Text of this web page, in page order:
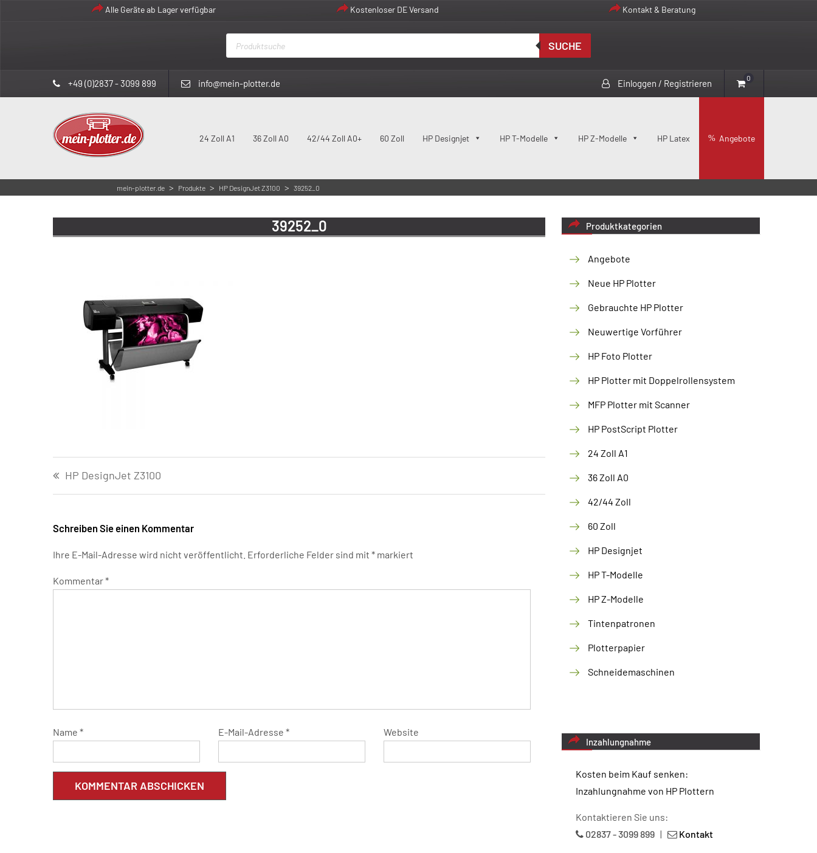
Alle Geräte ab Lager verfügbar Kostenloser DE Versand Kontakt & Beratung
Products
search
SUCHE
+49 (0)2837 - 3099 899 info@mein-plotter.de Einloggen / Registrieren 0
24 Zoll A1 36 Zoll A0 42/44 Zoll A0+ 60 Zoll HP Designjet HP T-Modelle HP Z-Modelle HP Latex Angebote
mein-plotter.de > Produkte > HP DesignJet Z3100 > 39252_0
39252_0
HP DesignJet Z3100
Schreiben Sie einen Kommentar
Ihre E-Mail-Adresse wird nicht veröffentlicht. Erforderliche Felder sind mit * markiert
Kommentar*
Name * E-Mail-Adresse * Website
Produktkategorien
Angebote
Neue HP Plotter
Gebrauchte HP Plotter
Neuwertige Vorführer
HP Foto Plotter
HP Plotter mit Doppelrollensystem
MFP Plotter mit Scanner
HP PostScript Plotter
24 Zoll A1
36 Zoll A0
42/44 Zoll
60 Zoll
HP Designjet
HP T-Modelle
HP Z-Modelle
Tintenpatronen
Plotterpapier
Schneidemaschinen
Inzahlungnahme
Kosten beim Kauf senken:
Inzahlungnahme von HP Plottern
Kontaktieren Sie uns:
02837 - 3099 899 | Kontakt